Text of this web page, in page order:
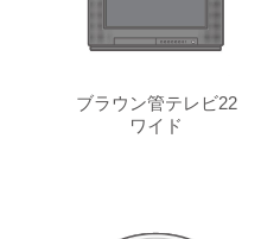
ブラウン管テレビ22
ワイド